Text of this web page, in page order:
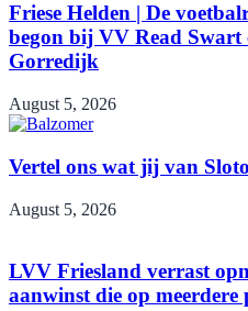
Friese Helden | De
begon bij VV Read
Gorredijk
August 5, 2026
Vertel ons wat jij van
August 5, 2026
LVV Friesland verrast
aanwinst die op meerdere